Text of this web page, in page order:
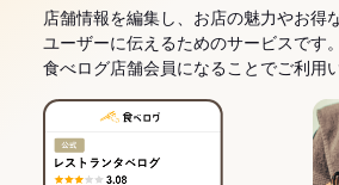
店舗情報を編集し、お店の魅力やお得
ユーザーに伝えるためのサービスです。
食べログ店舗会員になることでご利用